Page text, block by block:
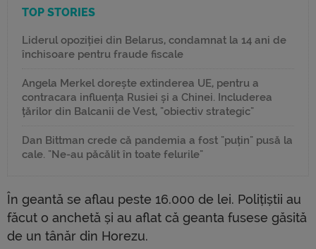
TOP STORIES
Liderul opoziției din Belarus, condamnat la 14 ani de
închisoare pentru fraude fiscale
Angela Merkel dorește extinderea UE, pentru a
contracara influența Rusiei și a Chinei. Includerea
țărilor din Balcanii de Vest, "obiectiv strategic"
Dan Bittman crede că pandemia a fost "puțin" pusă la
cale. "Ne-au păcălit în toate felurile"
În geantă se aflau peste 16.000 de lei. Polițiștii au
făcut o anchetă și au aflat că geanta fusese găsită
de un tânăr din Horezu.